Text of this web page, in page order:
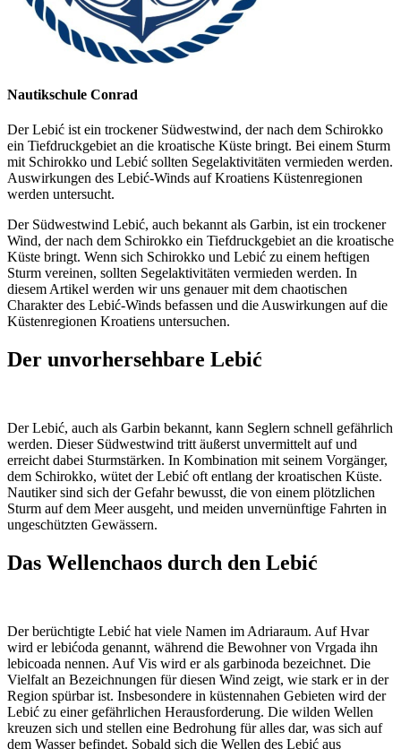
Nautikschule Conrad
Der Lebić ist ein trockener Südwestwind, der nach dem Schirokko
ein Tiefdruckgebiet an die kroatische Küste bringt. Bei einem Sturm
mit Schirokko und Lebić sollten Segelaktivitäten vermieden werden.
Auswirkungen des Lebić-Winds auf Kroatiens Küstenregionen
werden untersucht.
Der Südwestwind Lebić, auch bekannt als Garbin, ist ein trockener
Wind, der nach dem Schirokko ein Tiefdruckgebiet an die kroatische
Küste bringt. Wenn sich Schirokko und Lebić zu einem heftigen
Sturm vereinen, sollten Segelaktivitäten vermieden werden. In
diesem Artikel werden wir uns genauer mit dem chaotischen
Charakter des Lebić-Winds befassen und die Auswirkungen auf die
Küstenregionen Kroatiens untersuchen.
Der unvorhersehbare Lebić
Der Lebić, auch als Garbin bekannt, kann Seglern schnell gefährlich
werden. Dieser Südwestwind tritt äußerst unvermittelt auf und
erreicht dabei Sturmstärken. In Kombination mit seinem Vorgänger,
dem Schirokko, wütet der Lebić oft entlang der kroatischen Küste.
Nautiker sind sich der Gefahr bewusst, die von einem plötzlichen
Sturm auf dem Meer ausgeht, und meiden unvernünftige Fahrten in
ungeschützten Gewässern.
Das Wellenchaos durch den Lebić
Der berüchtigte Lebić hat viele Namen im Adriaraum. Auf Hvar
wird er lebićoda genannt, während die Bewohner von Vrgada ihn
lebicoada nennen. Auf Vis wird er als garbinoda bezeichnet. Die
Vielfalt an Bezeichnungen für diesen Wind zeigt, wie stark er in der
Region spürbar ist. Insbesondere in küstennahen Gebieten wird der
Lebić zu einer gefährlichen Herausforderung. Die wilden Wellen
kreuzen sich und stellen eine Bedrohung für alles dar, was sich auf
dem Wasser befindet. Sobald sich die Wellen des Lebić aus